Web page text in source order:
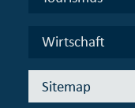
Wirtschaft
Sitemap